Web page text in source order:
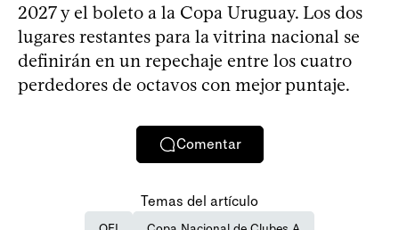
2027 y el boleto a la Copa Uruguay. Los dos
lugares restantes para la vitrina nacional se
definirán en un repechaje entre los cuatro
perdedores de octavos con mejor puntaje.
Comentar
Temas del artículo